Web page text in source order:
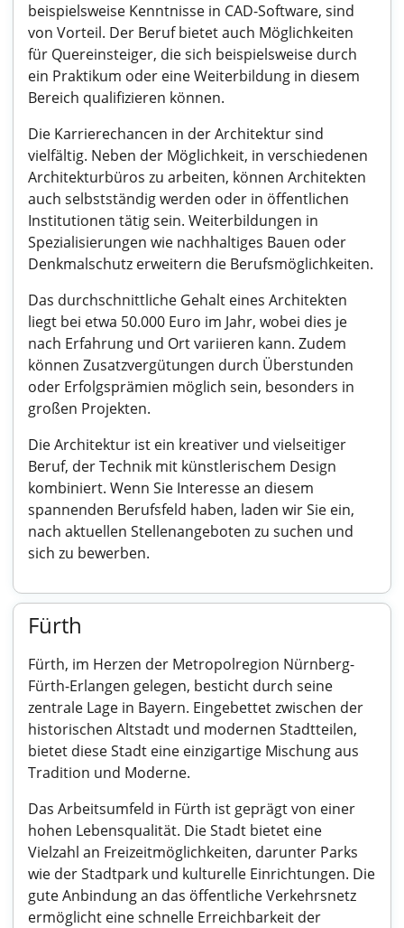
beispielsweise Kenntnisse in CAD-Software, sind
von Vorteil. Der Beruf bietet auch Möglichkeiten
für Quereinsteiger, die sich beispielsweise durch
ein Praktikum oder eine Weiterbildung in diesem
Bereich qualifizieren können.
Die Karrierechancen in der Architektur sind
vielfältig. Neben der Möglichkeit, in verschiedenen
Architekturbüros zu arbeiten, können Architekten
auch selbstständig werden oder in öffentlichen
Institutionen tätig sein. Weiterbildungen in
Spezialisierungen wie nachhaltiges Bauen oder
Denkmalschutz erweitern die Berufsmöglichkeiten.
Das durchschnittliche Gehalt eines Architekten
liegt bei etwa 50.000 Euro im Jahr, wobei dies je
nach Erfahrung und Ort variieren kann. Zudem
können Zusatzvergütungen durch Überstunden
oder Erfolgsprämien möglich sein, besonders in
großen Projekten.
Die Architektur ist ein kreativer und vielseitiger
Beruf, der Technik mit künstlerischem Design
kombiniert. Wenn Sie Interesse an diesem
spannenden Berufsfeld haben, laden wir Sie ein,
nach aktuellen Stellenangeboten zu suchen und
sich zu bewerben.
Fürth
Fürth, im Herzen der Metropolregion Nürnberg-
Fürth-Erlangen gelegen, besticht durch seine
zentrale Lage in Bayern. Eingebettet zwischen der
historischen Altstadt und modernen Stadtteilen,
bietet diese Stadt eine einzigartige Mischung aus
Tradition und Moderne.
Das Arbeitsumfeld in Fürth ist geprägt von einer
hohen Lebensqualität. Die Stadt bietet eine
Vielzahl an Freizeitmöglichkeiten, darunter Parks
wie der Stadtpark und kulturelle Einrichtungen. Die
gute Anbindung an das öffentliche Verkehrsnetz
ermöglicht eine schnelle Erreichbarkeit der